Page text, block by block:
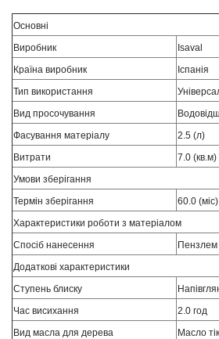
Основні
Виробник
Isaval
Країна виробник
Іспанія
Тип використання
Вид просочування
Фасування матеріалу
2.5 (л)
Витрати
7.0 (кв.м)
Умови зберігання
Термін зберігання
60.0 (міс)
Характеристики роботи з матеріалом
Спосіб нанесення
Пензлем
Додаткові характеристики
Ступень блиску
Час висихання
2.0 год
Вид масла для дерева
Масло